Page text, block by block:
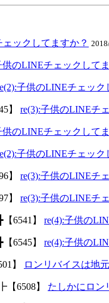
ックしてますか？
供のLINEチェックして
子供のLINEチェック
】 re(3):子供のLINEチ
供のLINEチェックして
子供のLINEチェック
】 re(3):子供のLINEチ
】 re(3):子供のLINEチ
┣【6541】 re(4):子供の
┣【6545】 re(4):子供の
】 ロンリバイスは地
┣【6508】 たしかにロン